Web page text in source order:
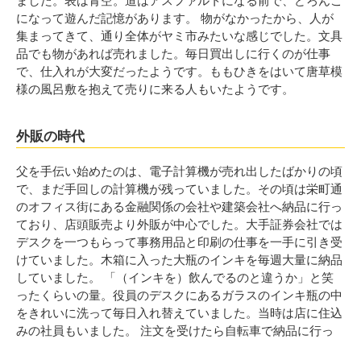
になって遊んだ記憶があります。 物がなかったから、人が
集まってきて、通り全体がヤミ市みたいな感じでした。文具
品でも物があれば売れました。毎日買出しに行くのが仕事
で、仕入れが大変だったようです。ももひきをはいて唐草模
様の風呂敷を抱えて売りに来る人もいたようです。
外販の時代
父を手伝い始めたのは、電子計算機が売れ出したばかりの頃
で、まだ手回しの計算機が残っていました。その頃は栄町通
のオフィス街にある金融関係の会社や建築会社へ納品に行っ
ており、店頭販売より外販が中心でした。大手証券会社では
デスクを一つもらって事務用品と印刷の仕事を一手に引き受
けていました。木箱に入った大瓶のインキを毎週大量に納品
していました。 「（インキを）飲んでるのと違うか」と笑
ったくらいの量。役員のデスクにあるガラスのインキ瓶の中
をきれいに洗って毎日入れ替えていました。当時は店に住込
みの社員もいました。 注文を受けたら自転車で納品に行っ